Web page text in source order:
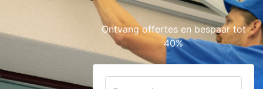
Bestrating
Ontvang offertes en bespaar tot
40%